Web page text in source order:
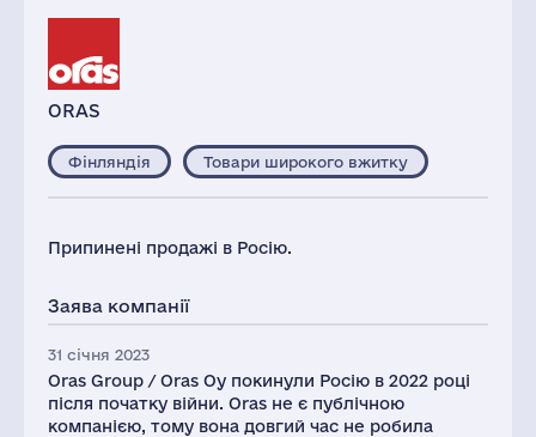
ORAS
Фінляндія Товари широкого вжитку
Припинені продажі в Росію.
Заява компанії
31 січня 2023
Oras Group / Oras Oy покинули Росію в 2022 році
після початку війни. Oras не є публічною
компанією, тому вона довгий час не робила